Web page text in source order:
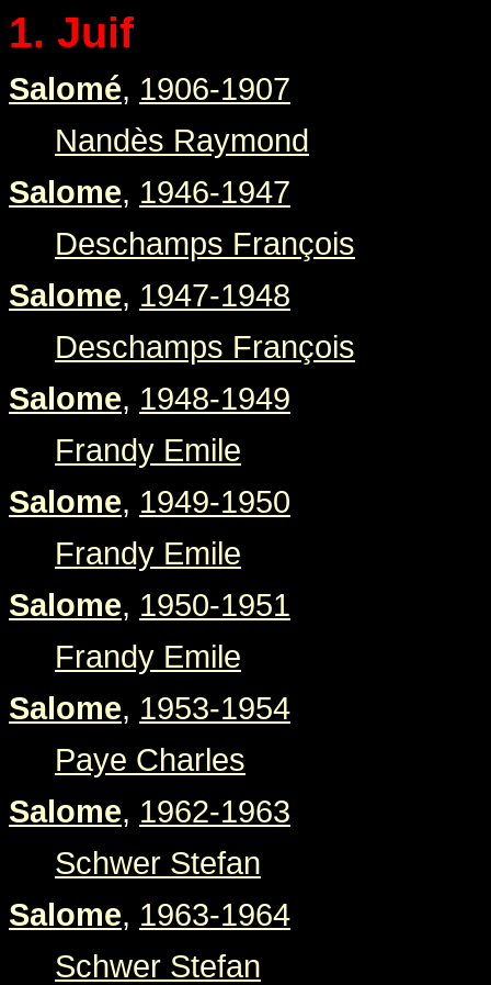
1. Juif
Salomé, 1906-1907
Nandès Raymond
Salome, 1946-1947
Deschamps François
Salome, 1947-1948
Deschamps François
Salome, 1948-1949
Frandy Emile
Salome, 1949-1950
Frandy Emile
Salome, 1950-1951
Frandy Emile
Salome, 1953-1954
Paye Charles
Salome, 1962-1963
Schwer Stefan
Salome, 1963-1964
Schwer Stefan